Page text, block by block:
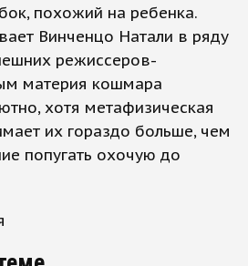
похожий на ребенка.
Винченцо Натали в ряду
режиссеров-
материя кошмара
хотя метафизическая
их гораздо больше, чем
попугать охочую до